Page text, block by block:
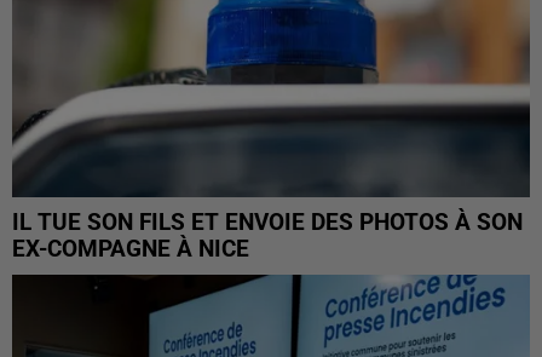
IL TUE SON FILS ET ENVOIE DES PHOTOS À SON
EX-COMPAGNE À NICE